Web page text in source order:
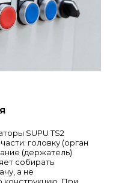
SUPU TS2
головку (орган
(держатель)
собирать
а не